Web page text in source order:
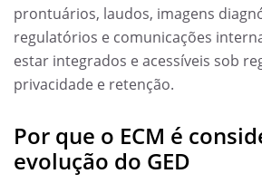
prontuários, laudos, imagens
regulatórios e comunicações
estar integrados e acessíveis sob
privacidade e retenção.
Por que o ECM é
evolução do GED